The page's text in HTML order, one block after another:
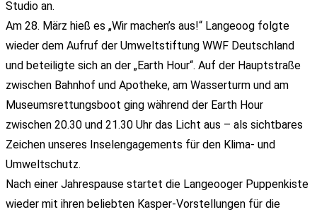
Studio an.
Am 28. März hieß es „Wir machen’s aus!“ Langeoog folgte
wieder dem Aufruf der Umweltstiftung WWF Deutschland
und beteiligte sich an der „Earth Hour“. Auf der Hauptstraße
zwischen Bahnhof und Apotheke, am Wasserturm und am
Museumsrettungsboot ging während der Earth Hour
zwischen 20.30 und 21.30 Uhr das Licht aus – als sichtbares
Zeichen unseres Inselengagements für den Klima- und
Umweltschutz.
Nach einer Jahrespause startet die Langeooger Puppenkiste
wieder mit ihren beliebten Kasper-Vorstellungen für die